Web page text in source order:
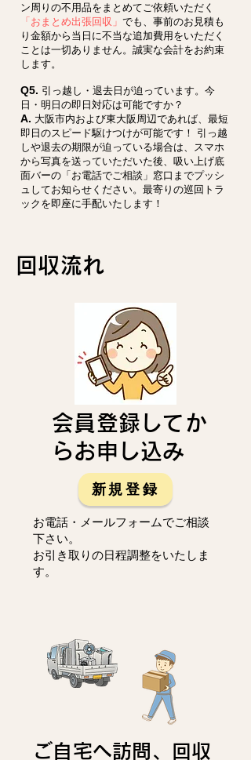
ン周りの不用品をまとめてご依頼いただく
「おまとめ出張回収」 でも、事前のお見積も
り金額から当日に不当な追加費用をいただく
ことは一切ありません。誠実な会計をお約束
します。
Q5. 引っ越し・退去日が迫っています。今
日・明日の即日対応は可能ですか？
A. 大阪市内および東大阪周辺であれば、最短
即日のスピード駆けつけが可能です！ 引っ越
しや退去の期限が迫っている場合は、スマホ
から写真を送っていただいた後、吸い上げ底
面バーの「お電話でご相談」窓口までプッシ
ュしてお知らせください。最寄りの巡回トラ
ックを即座に手配いたします！
回収流れ
会員登録してか
らお申し込み
新規登録
お電話・メールフォームでご相談
下さい。
お引き取りの日程調整をいたしま
す。
ご自宅へ訪問、回収